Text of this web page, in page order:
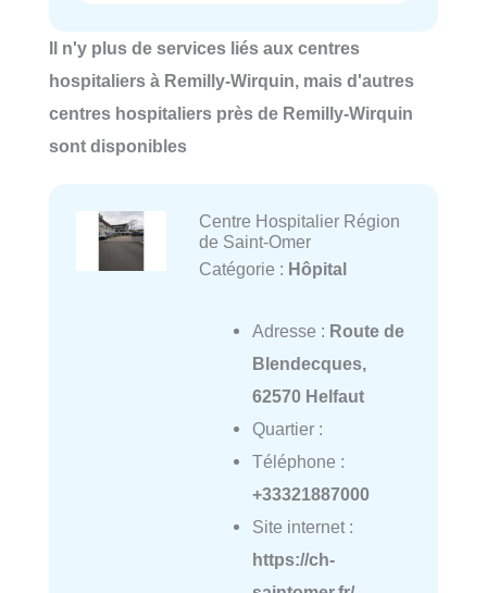
Il n'y plus de services liés aux centres
hospitaliers à Remilly-Wirquin, mais d'autres
centres hospitaliers près de Remilly-Wirquin
sont disponibles
Centre Hospitalier Région
de Saint-Omer
Catégorie : Hôpital
Adresse : Route de
Blendecques,
62570 Helfaut
Quartier :
Téléphone :
+33321887000
Site internet :
https://ch-